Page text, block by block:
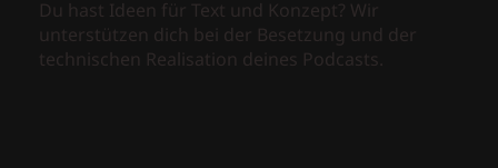
Du hast Ideen für Text und Konzept? Wir
unterstützen dich bei der Besetzung und der
technischen Realisation deines Podcasts.